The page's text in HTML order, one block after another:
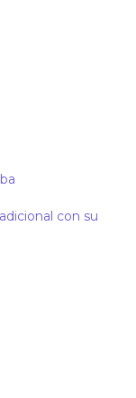
con su